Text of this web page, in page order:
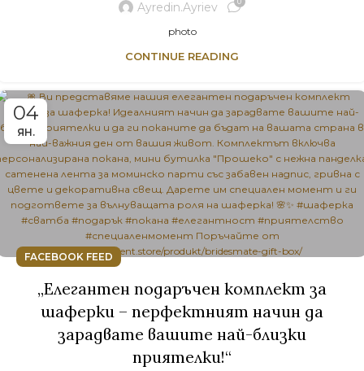
Ayredin.ayriev
photo
CONTINUE READING
04
ЯН.
FACEBOOK FEED
„Елегантен подаръчен комплект за
шаферки – перфектният начин да
зарадвате вашите най-близки
приятелки!“